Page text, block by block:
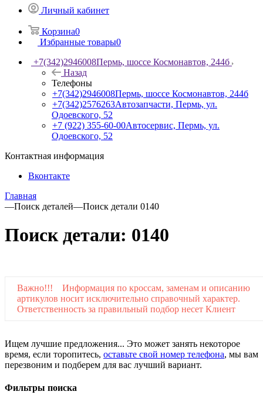
Личный кабинет
Корзина0
Избранные товары0
+7(342)2946008Пермь, шоссе Космонавтов, 244б
Назад
Телефоны
+7(342)2946008Пермь, шоссе Космонавтов, 244б
+7(342)2576263Автозапчасти, Пермь, ул.
Одоевского, 52
+7 (922) 355-60-00Автосервис, Пермь, ул.
Одоевского, 52
Контактная информация
Вконтакте
Главная
—Поиск деталей—Поиск детали 0140
Поиск детали: 0140
Важно!!! Информация по кроссам, заменам и описанию
артикулов носит исключительно справочный характер.
Ответственность за правильный подбор несет Клиент
Ищем лучшие предложения... Это может занять некоторое
время, если торопитесь, оставьте свой номер телефона, мы вам
перезвоним и подберем для вас лучший вариант.
Фильтры поиска